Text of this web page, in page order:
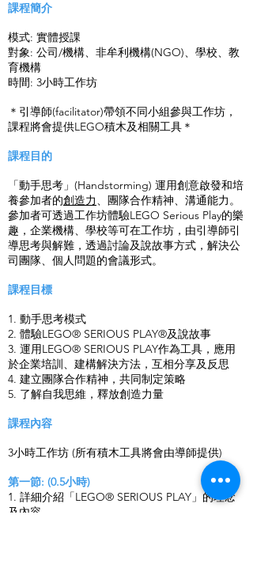
課程簡介
模式: 實體授課
對象: 公司/機構、非牟利機構(NGO)、學校、教
育機構
時間: 3小時工作坊
＊引導師(facilitator)帶領不同小組參與工作坊，
課程將會提供LEGO積木及相關工具＊
課程目的
「動手思考」(Handstorming) 運用創意啟發和培
養參加者的創造力、團隊合作精神、溝通能力。
參加者可透過工作坊體驗LEGO Serious Play的樂
趣，企業機構、學校等可在工作坊，由引導師引
導思考與解難，透過討論及說故事方式，解決公
司團隊、個人問題的會議形式。
課程目標
1. 動手思考模式
2. 體驗LEGO® SERIOUS PLAY®及說故事
3. 運用LEGO® SERIOUS PLAY作為工具，應用
於企業培訓、建構解決方法，互相分享及反思
4. 建立團隊合作精神，共同制定策略
5. 了解自我思維，釋放創造力量
課程內容
3小時工作坊 (所有積木工具將會由導師提供)
第一節: (0.5小時)
1. 詳細介紹「LEGO® SERIOUS PLAY」的理念
及內容